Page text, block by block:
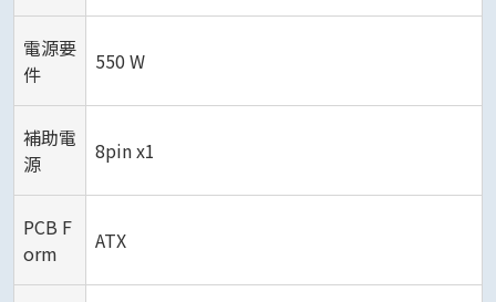
電源要
件
550 W
補助電
源
8pin x1
PCB F
orm
ATX